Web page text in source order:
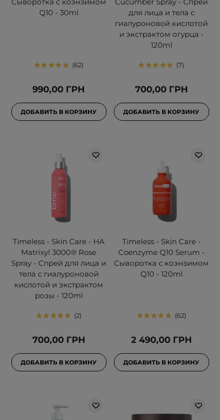
Сыворотка с коэнзимом
Q10 - 30ml
62
990,00 ГРН
ДОБАВИТЬ В КОРЗИНУ
Cucumber Spray - Спрей
для лица и тела с
гиалуроновой кислотой
и экстрактом огурца -
120ml
7
700,00 ГРН
ДОБАВИТЬ В КОРЗИНУ
Timeless - Skin Care - HA
Matrixyl 3000® Rose
Spray - Спрей для лица и
тела с гиалуроновой
кислотой и экстрактом
розы - 120ml
2
700,00 ГРН
ДОБАВИТЬ В КОРЗИНУ
Timeless - Skin Care -
Coenzyme Q10 Serum -
Сыворотка с коэнзимом
Q10 - 120ml
62
2 490,00 ГРН
ДОБАВИТЬ В КОРЗИНУ